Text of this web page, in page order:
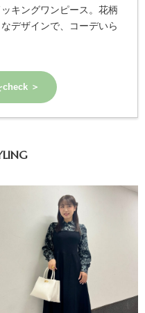
キングワンピース。花柄
デザインで、コーデいら
check ＞